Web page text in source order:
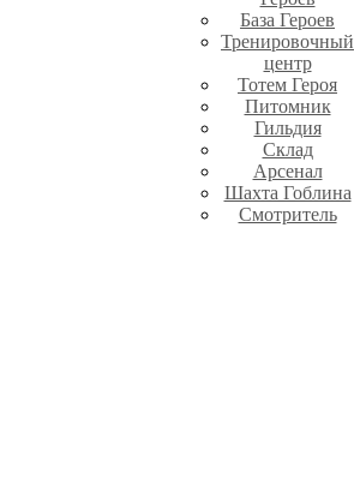
База Героев
Тренировочный
центр
Тотем Героя
Питомник
Гильдия
Склад
Арсенал
Шахта Гоблина
Смотритель